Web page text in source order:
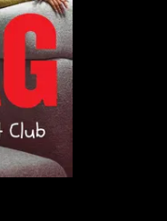
współproducentką
dziewczynkę,
jak
w kobietę, jak
i to w o 10 lat